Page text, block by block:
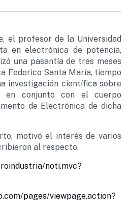
el profesor de la Universidad
en electrónica de potencia,
una pasantía de tres meses
Federico Santa María, tiempo
investigación científica sobre
en conjunto con el cuerpo
de Electrónica de dicha
motivó el interés de varios
al respecto.
noti.mvc?
pages/viewpage.action?